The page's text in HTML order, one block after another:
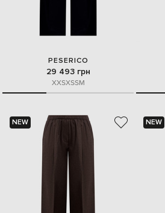
PESERICO
29 493 грн
XXSXSSM
NEW NEW